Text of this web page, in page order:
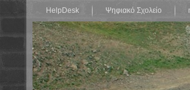
HelpDesk Ψηφιακό Σχολείο